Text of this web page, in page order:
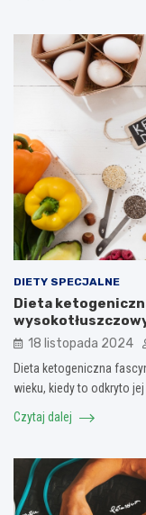
DIETY SPECJALNE
Dieta
18 listopada 2024
Dieta ketogeniczna
wieku, kiedy to odkryto jej
Czytaj dalej